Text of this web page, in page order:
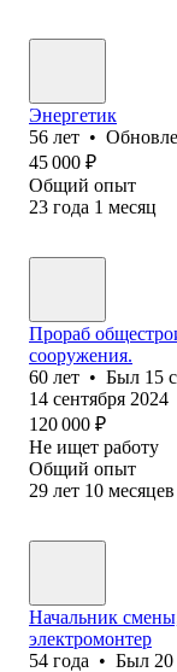
Энергетик
56 лет •
45 000 ₽
Общий опыт
23 года 1 месяц
Прораб
сооружения.
60 лет • Был 15
14 сентября 2024
120 000 ₽
Не ищет работу
Общий опыт
29 лет 10 месяцев
Начальник
электромонтер
54 года • Был